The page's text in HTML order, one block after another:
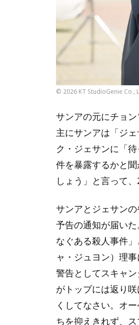
© 2026 KT StudioGenie Co.,
サンアの元にチョ
主にサンアは「ジ
ク・ジェサンに「
件を暴露するかと
しょう」と言って
サンアとジェサン
予告の通知が届い
なぐある殺人事件
ャ・ジュヨン）理
警告としてスキャ
がトップには返り
くしてなさい。オ
ちを抑えきれず、